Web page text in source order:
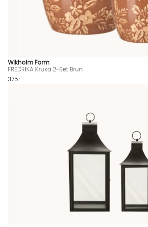
Wikholm Form
FREDRIKA Kruka 2-Set Brun
375 :-